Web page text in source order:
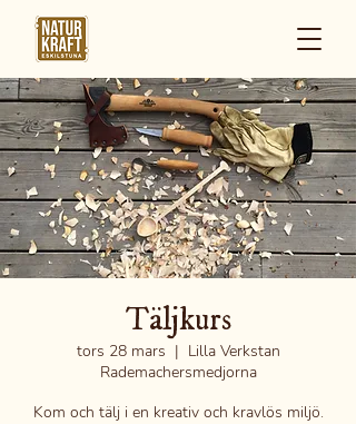
Täljkurs
tors 28 mars
  |
Lilla Verkstan
Rademachersmedjorna
Kom och tälj i en kreativ och kravlös miljö.